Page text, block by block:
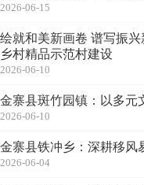
2026-06-15
绘就和美新画卷 谱写振
乡村精品示范村建设
2026-06-10
金寨县斑竹园镇：以多元
2026-06-10
金寨县铁冲乡：深耕移风
2026-06-04